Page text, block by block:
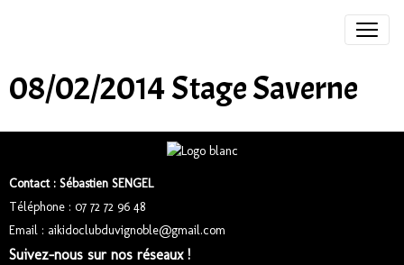
08/02/2014 Stage Saverne
Contact : Sébastien SENGEL
Téléphone : 07 72 72 96 48
Email : aikidoclubduvignoble@gmail.com
Suivez-nous sur nos réseaux !